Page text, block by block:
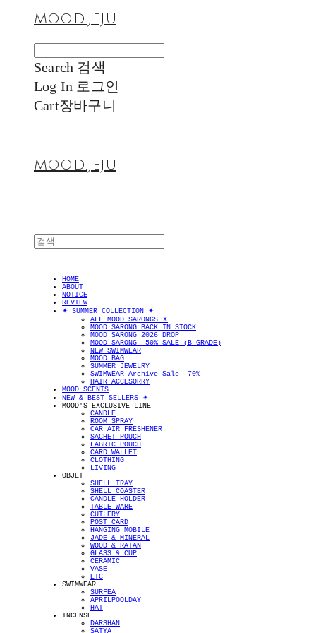
MOOD.JEJU
Search 검색
Log In 로그인
Cart장바구니
MOOD.JEJU
HOME
ABOUT
NOTICE
REVIEW
✴︎ SUMMER COLLECTION ✴︎
ALL MOOD SARONGS ✴︎
MOOD SARONG BACK IN STOCK
MOOD SARONG 2026 DROP
MOOD SARONG -50% SALE (B-GRADE)
NEW SWIMWEAR
MOOD BAG
SUMMER JEWELRY
SWIMWEAR Archive Sale -70%
HAIR ACCESORRY
MOOD SCENTS
NEW & BEST SELLERS ✴︎
MOOD'S EXCLUSIVE LINE
CANDLE
ROOM SPRAY
CAR AIR FRESHENER
SACHET POUCH
FABRIC POUCH
CARD WALLET
CLOTHING
LIVING
OBJET
SHELL TRAY
SHELL COASTER
CANDLE HOLDER
TABLE WARE
CUTLERY
POST CARD
HANGING MOBILE
JADE & MINERAL
WOOD & RATAN
GLASS & CUP
CERAMIC
VASE
ETC
SWIMWEAR
SURFEA
APRILPOOLDAY
HAT
INCENSE
DARSHAN
SATYA